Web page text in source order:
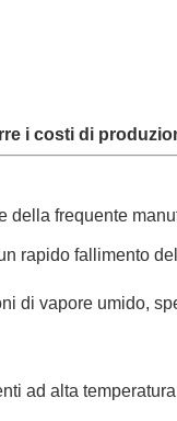
i costi di
della frequente
rapido fallimento
di vapore umido,
ad alta